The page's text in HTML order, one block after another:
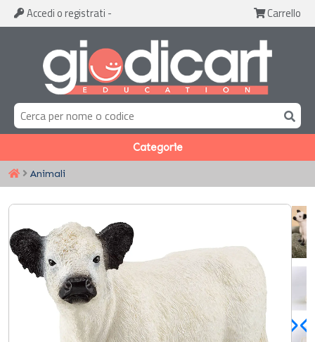
Accedi o registrati - Carrello
Categorie
Animali